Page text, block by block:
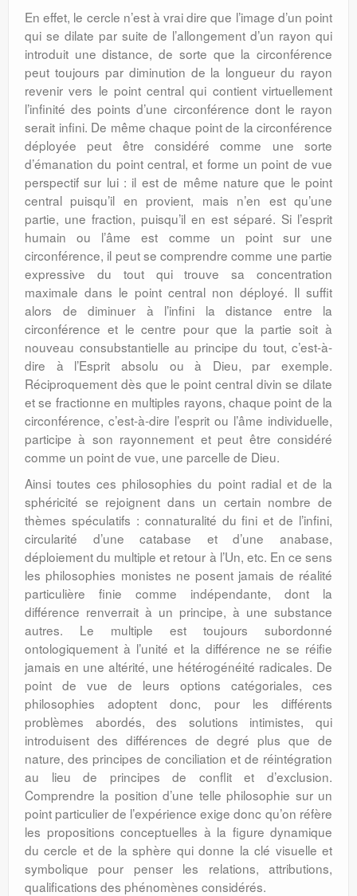
En effet, le cercle n’est à vrai dire que l’image d’un point
qui se dilate par suite de l’allongement d’un rayon qui
introduit une distance, de sorte que la circonférence
peut toujours par diminution de la longueur du rayon
revenir vers le point central qui contient virtuellement
l’infinité des points d’une circonférence dont le rayon
serait infini. De même chaque point de la circonférence
déployée peut être considéré comme une sorte
d’émanation du point central, et forme un point de vue
perspectif sur lui : il est de même nature que le point
central puisqu’il en provient, mais n’en est qu’une
partie, une fraction, puisqu’il en est séparé. Si l’esprit
humain ou l’âme est comme un point sur une
circonférence, il peut se comprendre comme une partie
expressive du tout qui trouve sa concentration
maximale dans le point central non déployé. Il suffit
alors de diminuer à l’infini la distance entre la
circonférence et le centre pour que la partie soit à
nouveau consubstantielle au principe du tout, c’est-à-
dire à l’Esprit absolu ou à Dieu, par exemple.
Réciproquement dès que le point central divin se dilate
et se fractionne en multiples rayons, chaque point de la
circonférence, c’est-à-dire l’esprit ou l’âme individuelle,
participe à son rayonnement et peut être considéré
comme un point de vue, une parcelle de Dieu.
Ainsi toutes ces philosophies du point radial et de la
sphéricité se rejoignent dans un certain nombre de
thèmes spéculatifs : connaturalité du fini et de l’infini,
circularité d’une catabase et d’une anabase,
déploiement du multiple et retour à l’Un, etc. En ce sens
les philosophies monistes ne posent jamais de réalité
particulière finie comme indépendante, dont la
différence renverrait à un principe, à une substance
autres. Le multiple est toujours subordonné
ontologiquement à l’unité et la différence ne se réifie
jamais en une altérité, une hétérogénéité radicales. De
point de vue de leurs options catégoriales, ces
philosophies adoptent donc, pour les différents
problèmes abordés, des solutions intimistes, qui
introduisent des différences de degré plus que de
nature, des principes de conciliation et de réintégration
au lieu de principes de conflit et d’exclusion.
Comprendre la position d’une telle philosophie sur un
point particulier de l’expérience exige donc qu’on réfère
les propositions conceptuelles à la figure dynamique
du cercle et de la sphère qui donne la clé visuelle et
symbolique pour penser les relations, attributions,
qualifications des phénomènes considérés.